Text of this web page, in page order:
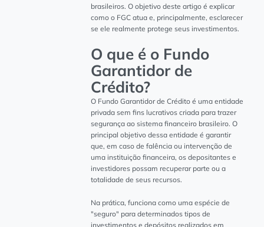
brasileiros. O objetivo deste artigo é explicar
como o FGC atua e, principalmente, esclarecer
se ele realmente protege seus investimentos.
O que é o Fundo
Garantidor de
Crédito?
O Fundo Garantidor de Crédito é uma entidade
privada sem fins lucrativos criada para trazer
segurança ao sistema financeiro brasileiro. O
principal objetivo dessa entidade é garantir
que, em caso de falência ou intervenção de
uma instituição financeira, os depositantes e
investidores possam recuperar parte ou a
totalidade de seus recursos.
Na prática, funciona como uma espécie de
"seguro" para determinados tipos de
investimentos e depósitos realizados em